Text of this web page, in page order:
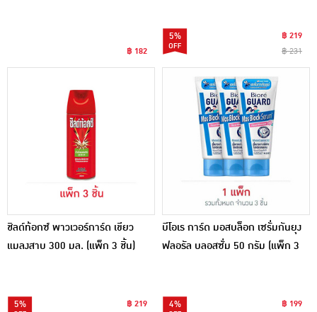
฿ 182
5%
฿ 219
฿ 231
ชิลด์ท้อกซ์ พาวเวอร์การ์ด เขียว
แมลงสาบ 300 มล. (แพ็ก 3 ชิ้น)
5%
฿ 219
บีโอเร การ์ด มอสบล็อก เซรั่มกันยุง
ฟลอรัล บลอสซั่ม 50 กรัม (แพ็ก 3
4%
฿ 199